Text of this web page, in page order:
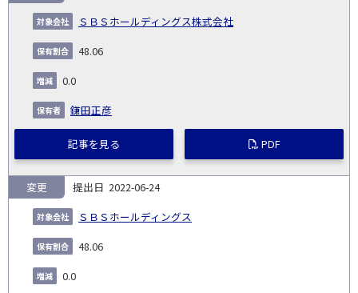
ＳＢＳホールディングス株式会社
48.06
0.0
鎌田正彦
記事を見る PDF
2022-06-24
ＳＢＳホールディングス
変更
48.06
0.0